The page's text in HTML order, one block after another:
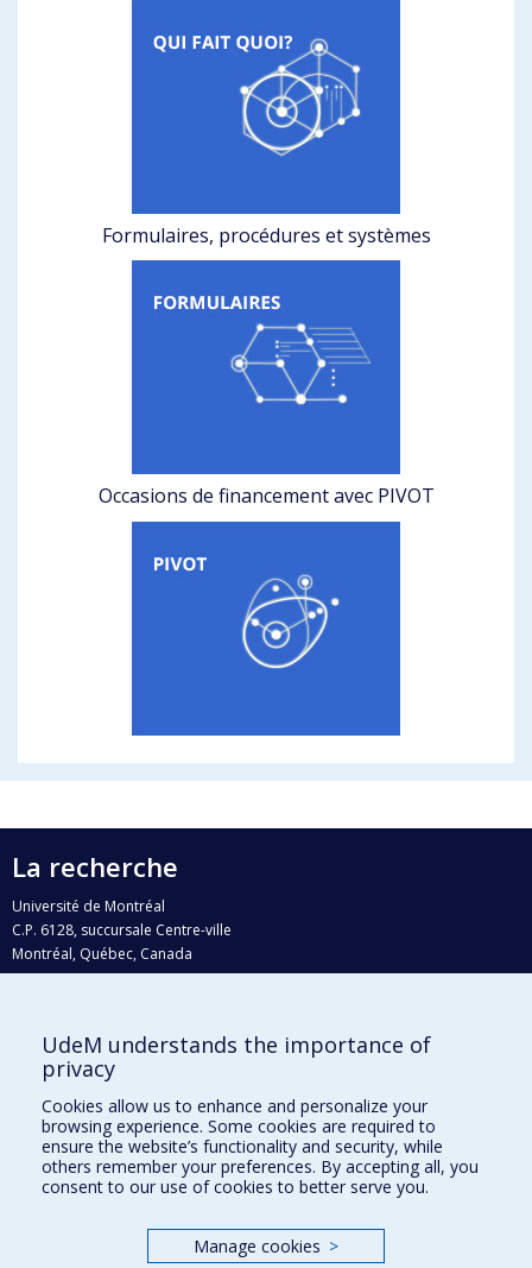
Formulaires, procédures et systèmes
Occasions de financement avec PIVOT
La recherche
Université de Montréal
C.P. 6128, succursale Centre-ville
Montréal, Québec, Canada
H3C 3J7
Qui fait quoi?
Nous trouver
Plan du site
Accessibilité
UdeM understands the importance of
privacy
Cookies allow us to enhance and personalize your
browsing experience. Some cookies are required to
ensure the website’s functionality and security, while
others remember your preferences. By accepting all, you
consent to our use of cookies to better serve you.
Manage cookies >